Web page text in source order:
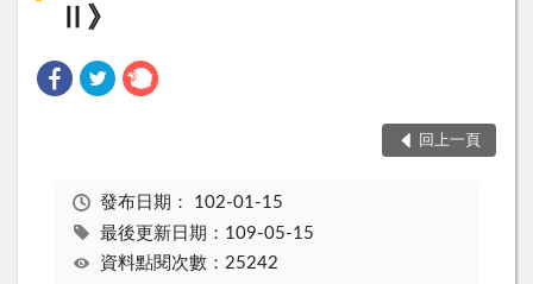
Ⅱ》
回上一頁
發布日期： 102-01-15
最後更新日期：109-05-15
資料點閱次數：25242